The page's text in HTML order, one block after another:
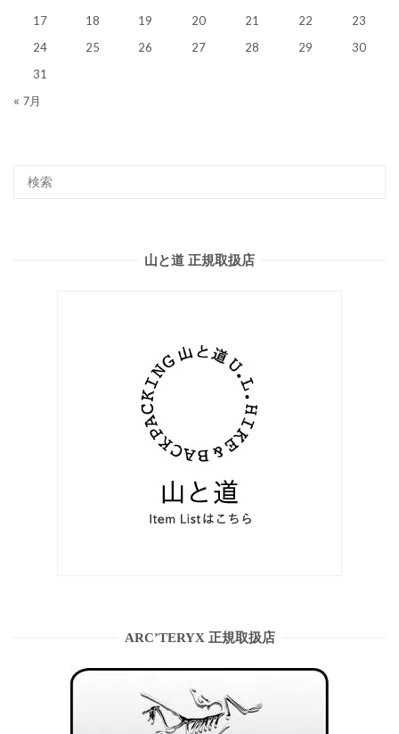
17
18 19 20 21 22
23
24
25 26 27 28 29
30
31
« 7月
山と道 正規取扱店
ARC’TERYX 正規取扱店